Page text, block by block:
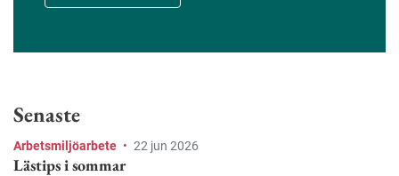
Senaste
Arbetsmiljöarbete • 22 jun 2026
Lästips i sommar